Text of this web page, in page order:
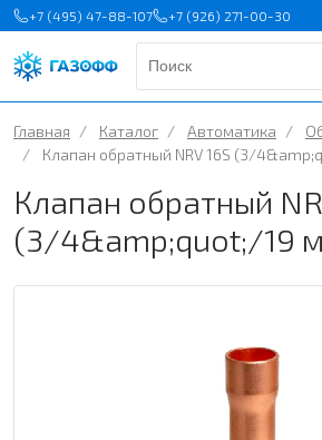
+7 (495) 47-88-107 +7 (926) 271-00-30
Главная / Каталог / Автоматика /
/
Клапан обратный NRV 16S (3/
Клапан обратный
(3/4&amp;quot;/19